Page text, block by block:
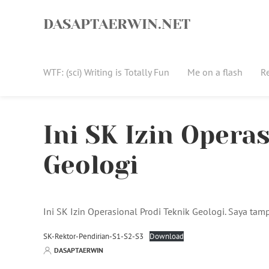
DASAPTAERWIN.NET
WTF: (sci) Writing is Totally Fun Me on a flash
Ini SK Izin
Geologi
Ini SK Izin Operasional Prodi Teknik Geologi. Saya
SK-Rektor-Pendirian-S1-S2-S3 Download
DASAPTAERWIN